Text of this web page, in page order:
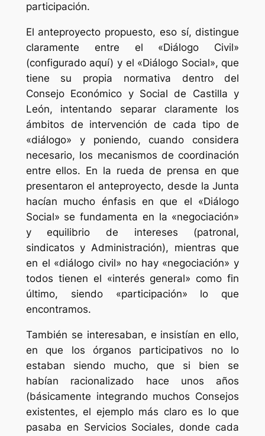
participación.
El anteproyecto propuesto, eso sí, distingue
claramente entre el «Diálogo Civil»
(configurado aquí) y el «Diálogo Social», que
tiene su propia normativa dentro del
Consejo Económico y Social de Castilla y
León, intentando separar claramente los
ámbitos de intervención de cada tipo de
«diálogo» y poniendo, cuando considera
necesario, los mecanismos de coordinación
entre ellos. En la rueda de prensa en que
presentaron el anteproyecto, desde la Junta
hacían mucho énfasis en que el «Diálogo
Social» se fundamenta en la «negociación»
y equilibrio de intereses (patronal,
sindicatos y Administración), mientras que
en el «diálogo civil» no hay «negociación» y
todos tienen el «interés general» como fin
último, siendo «participación» lo que
encontramos.
También se interesaban, e insistían en ello,
en que los órganos participativos no lo
estaban siendo mucho, que si bien se
habían racionalizado hace unos años
(básicamente integrando muchos Consejos
existentes, el ejemplo más claro es lo que
pasaba en Servicios Sociales, donde cada